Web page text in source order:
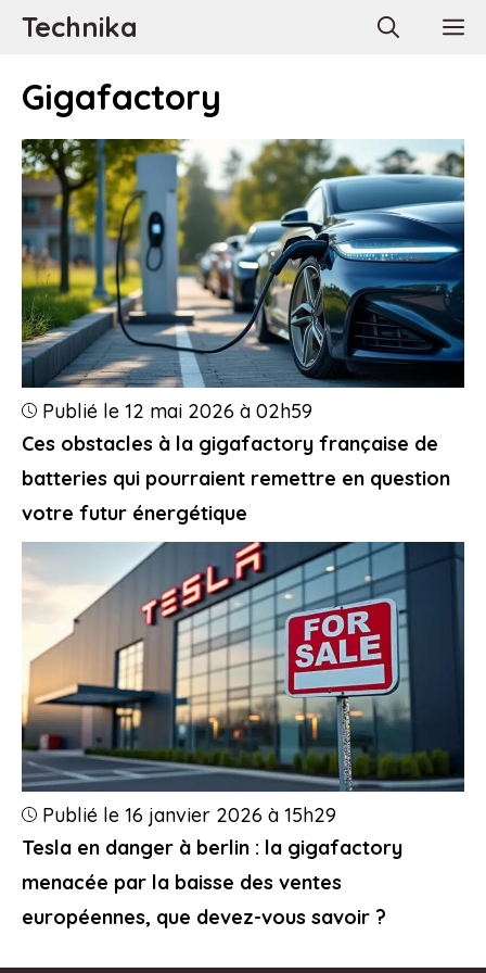
AllerTechnika
Gigafactory
Ces obstacles à la gigafactory française de
batteries qui pourraient remettre en question
votre futur énergétique
Publié le 12 mai 2026 à 02h59
Tesla en danger à berlin : la gigafactory
menacée par la baisse des ventes
européennes, que devez-vous savoir ?
Publié le 16 janvier 2026 à 15h29